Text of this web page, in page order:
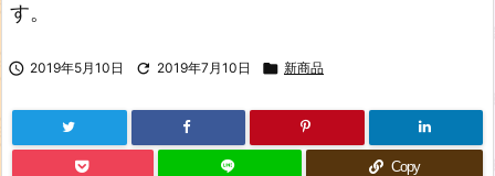
す。
 2019年5月10日  2019年7月10日  新商品
Copy